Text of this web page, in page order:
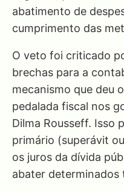
abatimento de
cumprimento das
O veto foi criticado
brechas para a
mecanismo que deu
pedalada fiscal nos
Dilma Rousseff. Isso
primário (superávit
os juros da dívida
abater determinados